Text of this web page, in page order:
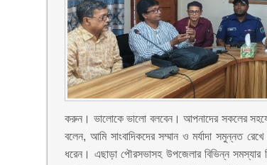
করুন। ভালোকে ভালো বলবেন। আপনাদের সকলের
বলেন, আমি সাংবাদিকদের সম্মান ও মর্যাদা সমুন্নত
ধরেন। এছাড়া পৌরসভাসহ উপজেলার বিভিন্ন সমস্যার